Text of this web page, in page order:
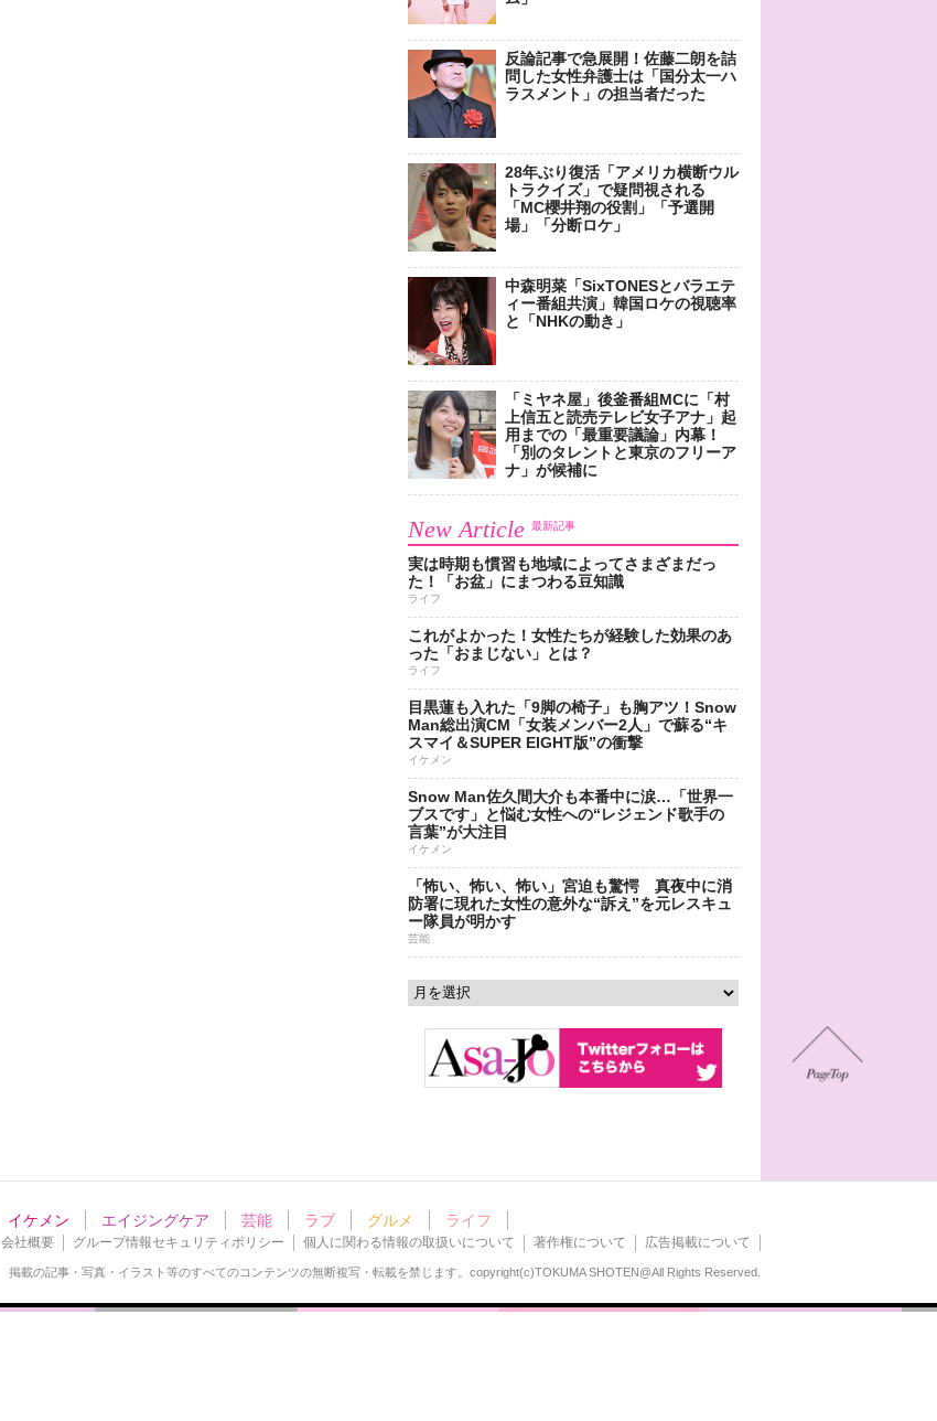
反論記事で急展開！佐藤二朗を詰
問した女性弁護士は「国分太一ハ
ラスメント」の担当者だった
28年ぶり復活「アメリカ横断ウル
トラクイズ」で疑問視される
「MC櫻井翔の役割」「予選開
場」「分断ロケ」
中森明菜「SixTONESとバラエテ
ィー番組共演」韓国ロケの視聴率
と「NHKの動き」
「ミヤネ屋」後釜番組MCに「村
上信五と読売テレビ女子アナ」起
用までの「最重要議論」内幕！
「別のタレントと東京のフリーア
ナ」が候補に
New Article 最新記事
実は時期も慣習も地域によってさまざまだっ
た！「お盆」にまつわる豆知識
ライフ
これがよかった！女性たちが経験した効果のあ
った「おまじない」とは？
ライフ
目黒蓮も入れた「9脚の椅子」も胸アツ！Snow
Man総出演CM「女装メンバー2人」で蘇る“キ
スマイ＆SUPER EIGHT版”の衝撃
イケメン
Snow Man佐久間大介も本番中に涙…「世界一
ブスです」と悩む女性への“レジェンド歌手の
言葉”が大注目
イケメン
「怖い、怖い、怖い」宮迫も驚愕 真夜中に消
防署に現れた女性の意外な“訴え”を元レスキュ
ー隊員が明かす
芸能
イケメン エイジングケア 芸能 ラブ グルメ ライフ
会社概要 グループ情報セキュリティポリシー 個人に関わる情報の取扱いについて 著作権について 広告掲載について
掲載の記事・写真・イラスト等のすべてのコンテンツの無断複写・転載を禁じます。 copyright(c)TOKUMA SHOTEN@All Rights Reserved.